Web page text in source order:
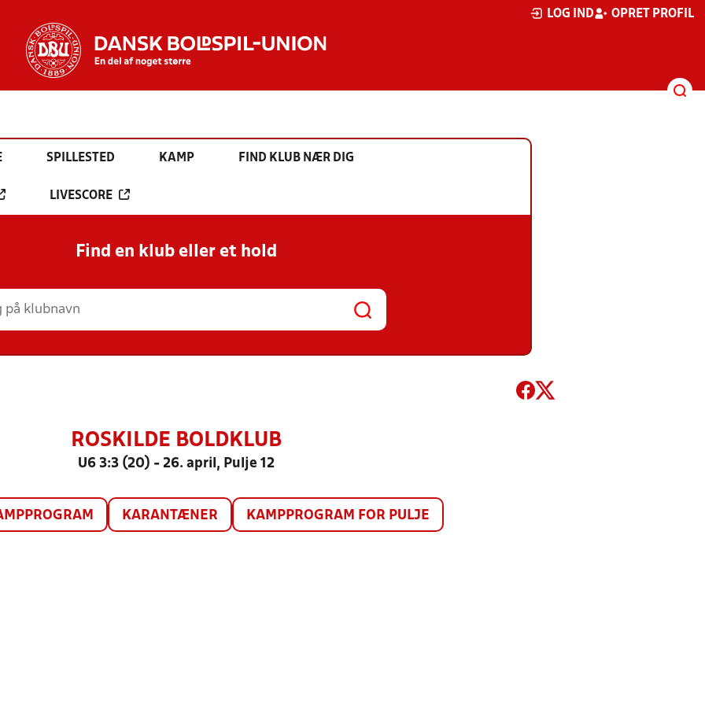
LOG IND OPRET PROFIL
SPILLESTED KAMP FIND KLUB NÆR DIG
LIVESCORE
Find en klub eller et hold
ROSKILDE BOLDKLUB
U6 3:3 (20) - 26. april, Pulje 12
KARANTÆNER KAMPPROGRAM FOR PULJE